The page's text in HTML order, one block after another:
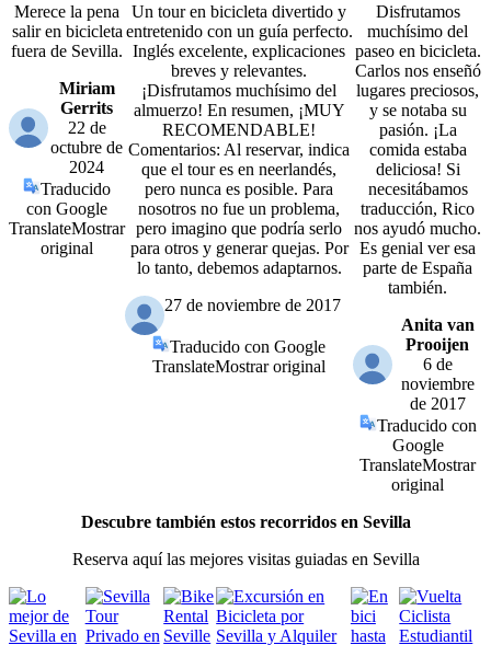
Merece la pena
salir en bicicleta
fuera de Sevilla.
Miriam
Gerrits
22 de
octubre de
2024
Traducido
con Google
TranslateMostrar
original
Un tour en bicicleta divertido y
entretenido con un guía perfecto.
Inglés excelente, explicaciones
breves y relevantes.
¡Disfrutamos muchísimo del
almuerzo! En resumen, ¡MUY
RECOMENDABLE!
Comentarios: Al reservar, indica
que el tour es en neerlandés,
pero nunca es posible. Para
nosotros no fue un problema,
pero imagino que podría serlo
para otros y generar quejas. Por
lo tanto, debemos adaptarnos.
27 de noviembre de 2017
Traducido con Google
TranslateMostrar original
Disfrutamos
muchísimo del
paseo en bicicleta.
Carlos nos enseñó
lugares preciosos,
y se notaba su
pasión. ¡La
comida estaba
deliciosa! Si
necesitábamos
traducción, Rico
nos ayudó mucho.
Es genial ver esa
parte de España
también.
Anita van
Prooijen
6 de
noviembre
de 2017
Traducido con
Google
TranslateMostrar
original
Descubre también estos recorridos en Sevilla
Reserva aquí las mejores visitas guiadas en Sevilla